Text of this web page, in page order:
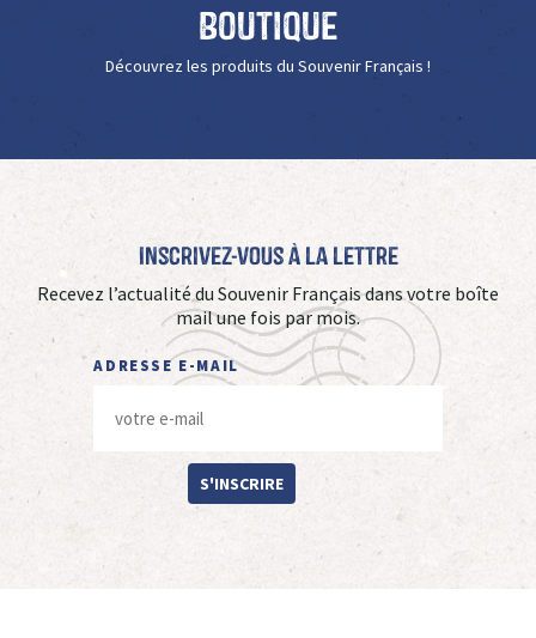
Boutique
Découvrez les produits du Souvenir Français !
Inscrivez-vous à La Lettre
Recevez l’actualité du Souvenir Français dans votre boîte
mail une fois par mois.
ADRESSE E-MAIL
S'INSCRIRE